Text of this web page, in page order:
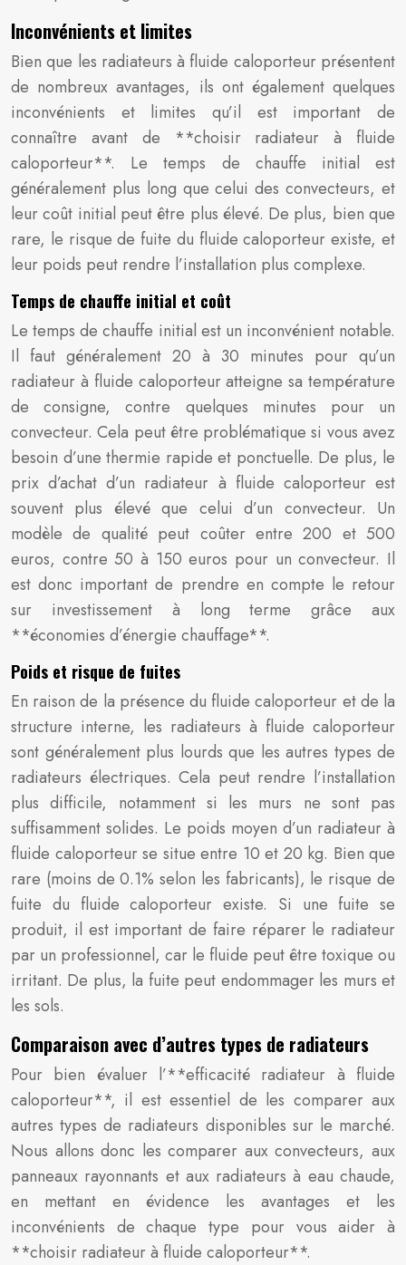
Inconvénients et limites
Bien que les radiateurs à fluide caloporteur présentent
de nombreux avantages, ils ont également quelques
inconvénients et limites qu’il est important de
connaître avant de **choisir radiateur à fluide
caloporteur**. Le temps de chauffe initial est
généralement plus long que celui des convecteurs, et
leur coût initial peut être plus élevé. De plus, bien que
rare, le risque de fuite du fluide caloporteur existe, et
leur poids peut rendre l’installation plus complexe.
Temps de chauffe initial et coût
Le temps de chauffe initial est un inconvénient notable.
Il faut généralement 20 à 30 minutes pour qu’un
radiateur à fluide caloporteur atteigne sa température
de consigne, contre quelques minutes pour un
convecteur. Cela peut être problématique si vous avez
besoin d’une thermie rapide et ponctuelle. De plus, le
prix d’achat d’un radiateur à fluide caloporteur est
souvent plus élevé que celui d’un convecteur. Un
modèle de qualité peut coûter entre 200 et 500
euros, contre 50 à 150 euros pour un convecteur. Il
est donc important de prendre en compte le retour
sur investissement à long terme grâce aux
**économies d’énergie chauffage**.
Poids et risque de fuites
En raison de la présence du fluide caloporteur et de la
structure interne, les radiateurs à fluide caloporteur
sont généralement plus lourds que les autres types de
radiateurs électriques. Cela peut rendre l’installation
plus difficile, notamment si les murs ne sont pas
suffisamment solides. Le poids moyen d’un radiateur à
fluide caloporteur se situe entre 10 et 20 kg. Bien que
rare (moins de 0.1% selon les fabricants), le risque de
fuite du fluide caloporteur existe. Si une fuite se
produit, il est important de faire réparer le radiateur
par un professionnel, car le fluide peut être toxique ou
irritant. De plus, la fuite peut endommager les murs et
les sols.
Comparaison avec d’autres types de radiateurs
Pour bien évaluer l’**efficacité radiateur à fluide
caloporteur**, il est essentiel de les comparer aux
autres types de radiateurs disponibles sur le marché.
Nous allons donc les comparer aux convecteurs, aux
panneaux rayonnants et aux radiateurs à eau chaude,
en mettant en évidence les avantages et les
inconvénients de chaque type pour vous aider à
**choisir radiateur à fluide caloporteur**.